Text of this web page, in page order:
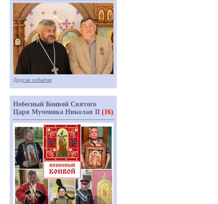
Другие события
Небесный Конвой Святого
Царя Мученика Николая II (16)